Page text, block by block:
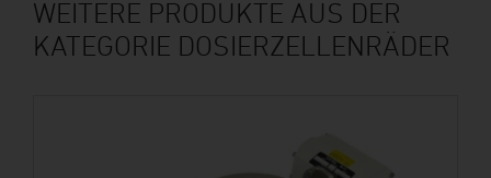
WEITERE PRODUKTE AUS DER
KATEGORIE DOSIERZELLENRÄDER